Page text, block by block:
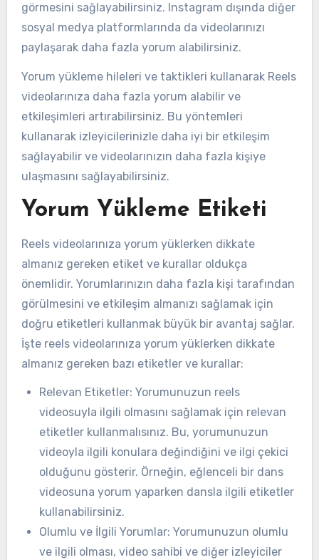
görmesini sağlayabilirsiniz. Instagram dışında diğer
sosyal medya platformlarında da videolarınızı
paylaşarak daha fazla yorum alabilirsiniz.
Yorum yükleme hileleri ve taktikleri kullanarak Reels
videolarınıza daha fazla yorum alabilir ve
etkileşimleri artırabilirsiniz. Bu yöntemleri
kullanarak izleyicilerinizle daha iyi bir etkileşim
sağlayabilir ve videolarınızın daha fazla kişiye
ulaşmasını sağlayabilirsiniz.
Yorum Yükleme Etiketi
Reels videolarınıza yorum yüklerken dikkate
almanız gereken etiket ve kurallar oldukça
önemlidir. Yorumlarınızın daha fazla kişi tarafından
görülmesini ve etkileşim almanızı sağlamak için
doğru etiketleri kullanmak büyük bir avantaj sağlar.
İşte reels videolarınıza yorum yüklerken dikkate
almanız gereken bazı etiketler ve kurallar:
Relevan Etiketler: Yorumunuzun reels
videosuyla ilgili olmasını sağlamak için relevan
etiketler kullanmalısınız. Bu, yorumunuzun
videoyla ilgili konulara değindiğini ve ilgi çekici
olduğunu gösterir. Örneğin, eğlenceli bir dans
videosuna yorum yaparken dansla ilgili etiketler
kullanabilirsiniz.
Olumlu ve İlgili Yorumlar: Yorumunuzun olumlu
ve ilgili olması, video sahibi ve diğer izleyiciler